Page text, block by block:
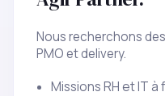
Nous recherchons
PMO et delivery.
Missions RH et IT